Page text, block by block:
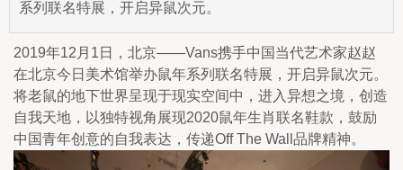
系列联名特展，开启异鼠次元。
2019年12月1日，北京——Vans携手中国当代艺术家赵赵
在北京今日美术馆举办鼠年系列联名特展，开启异鼠次元。
将老鼠的地下世界呈现于现实空间中，进入异想之境，创造
自我天地，以独特视角展现2020鼠年生肖联名鞋款，鼓励
中国青年创意的自我表达，传递Off The Wall品牌精神。